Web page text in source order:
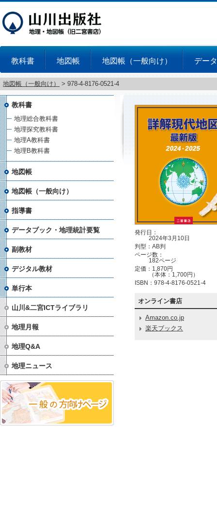
教科書 地図帳 地図帳（一般向け） デー
地図帳（一般向け） > 978-4-8176-0521-4
発行日：
2024年3月10日
判型：AB判
ページ数：
182ページ
定価：1,870円
（本体：1,700円）
ISBN：978-4-8176-0521-4
オンライン書店
Amazon.co.jp
楽天ブックス
教科書
地理総合教科書
地理探究教科書
地理A教科書
地理B教科書
地図帳
地図帳（一般向け）
指導書
データブック・地理統計要覧
副教材
デジタル教材
単行本
山川&二宮ICTライブラリ
地理月報
地理Q&A
地理ニュース